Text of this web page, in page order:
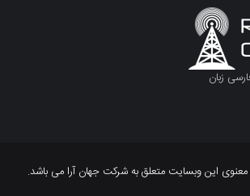
زبان
این وبسایت متعلق به شرکت جهان آرا می باشد.